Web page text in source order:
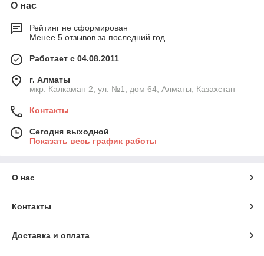
О нас
Рейтинг не сформирован
Менее 5 отзывов за последний год
Работает с 04.08.2011
г. Алматы
мкр. Калкаман 2, ул. №1, дом 64, Алматы, Казахстан
Контакты
Сегодня выходной
Показать весь график работы
О нас
Контакты
Доставка и оплата